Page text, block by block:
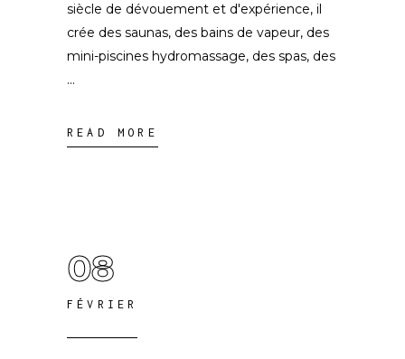
siècle de dévouement et d'expérience, il
crée des saunas, des bains de vapeur, des
mini-piscines hydromassage, des spas, des
READ MORE
08
FÉVRIER